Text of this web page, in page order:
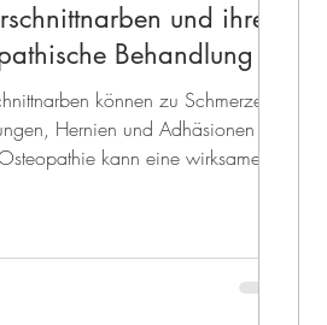
und ihre
Behandlung
können zu Schmerzen,
Hernien und Adhäsionen
kann eine wirksame